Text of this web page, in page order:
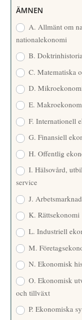
R
ÄMNEN
A. Allmänt om
nationalekonomi
B.
C. Matematiska
D.
E.
F. Internationell
G. Finansiell
H. Offentlig
I. Hälsovård,
service
J.
K. Rättsekonomi
L. Industriell
M.
N. Ekonomisk
O. Ekonomisk
och tillväxt
P. Ekonomiska